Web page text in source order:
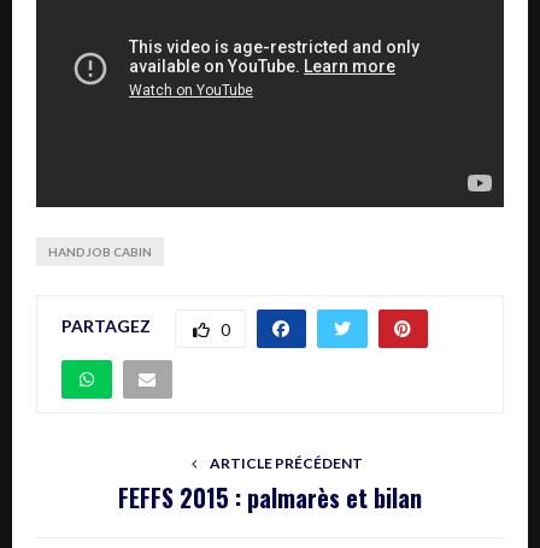
HANDJOB CABIN
PARTAGEZ 0
ARTICLE PRÉCÉDENT
FEFFS 2015 : palmarès et bilan